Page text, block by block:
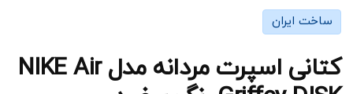
ساخت ایران
کتانی اسپرت مردانه مدل NIKE Air